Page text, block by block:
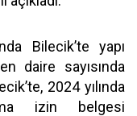
Bilecik’te yapı
daire sayısında
2024 yılında
izin belgesi